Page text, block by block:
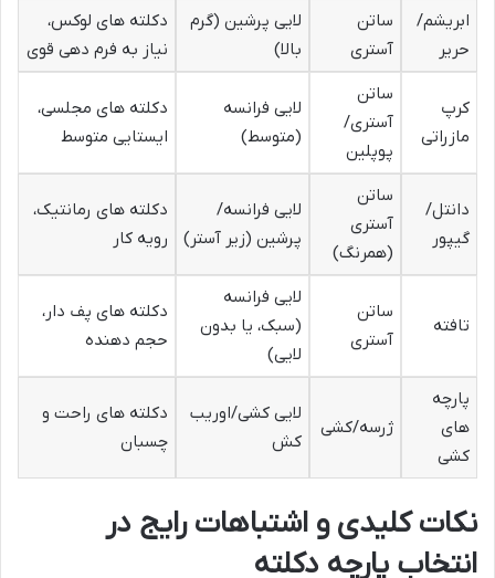
ابریشم/
حریر
ساتن
آستری
لایی پرشین (گرم
بالا)
دکلته های لوکس،
نیاز به فرم دهی قوی
کرپ
مازراتی
ساتن
آستری/
پوپلین
لایی فرانسه
(متوسط)
دکلته های مجلسی،
ایستایی متوسط
دانتل/
گیپور
ساتن
آستری
(همرنگ)
لایی فرانسه/
پرشین (زیر آستر)
دکلته های رمانتیک،
رویه کار
تافته
ساتن
آستری
لایی فرانسه
(سبک، یا بدون
لایی)
دکلته های پف دار،
حجم دهنده
پارچه
های
کشی
ژرسه/کشی
لایی کشی/اوریب
کش
دکلته های راحت و
چسبان
نکات کلیدی و اشتباهات رایج در
انتخاب پارچه دکلته